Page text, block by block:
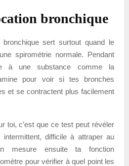
bronchique
sert surtout quand le
spirométrie normale. Pendant
à une substance comme la
pour voir si tes bronches
et se contractent plus facilement
toi, c’est que ce test peut révéler
intermittent, difficile à attraper au
mesure ensuite ta fonction
pour vérifier à quel point les